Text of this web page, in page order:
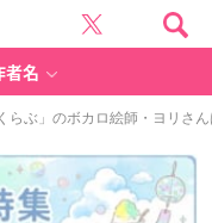
者名
らぶ」のボカロ絵師・ヨリさ